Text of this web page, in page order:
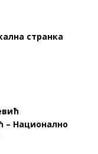
странка
– Национално